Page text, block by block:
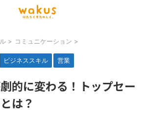
> コミュニケーション >
ビジネススキル 営業
的に変わる！トップセー
は？